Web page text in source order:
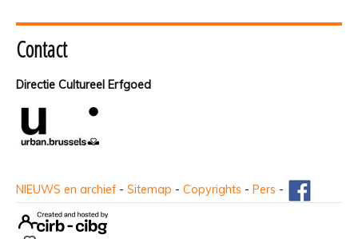
Contact
Directie Cultureel Erfgoed
NIEUWS en archief - Sitemap - Copyrights - Pers -